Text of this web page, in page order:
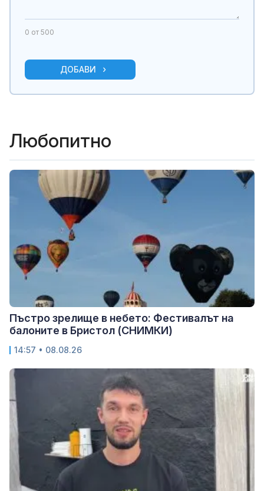
0 от 500
ДОБАВИ
Любопитно
Пъстро зрелище в небето: Фестивалът на
балоните в Бристол (СНИМКИ)
14:57 • 08.08.26